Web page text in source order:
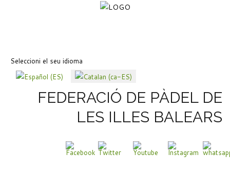
Seleccioni el seu idioma
FEDERACIÓ DE PÀDEL DE
LES ILLES BALEARS